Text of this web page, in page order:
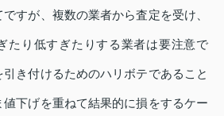
すが、複数の業者から査定を受け、
たり低すぎたりする業者は要注意で
き付けるためのハリボテであること
下げを重ねて結果的に損をするケー